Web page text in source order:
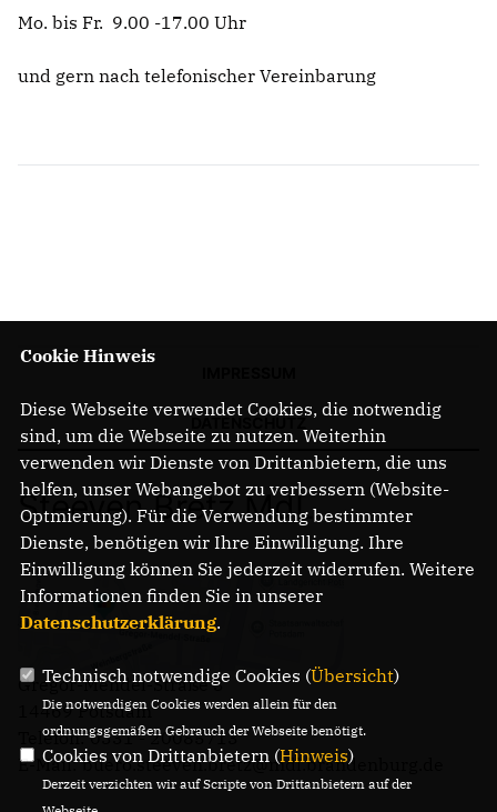
CDU Potsdam
Mo. bis Fr. 9.00 -17.00 Uhr
und gern nach telefonischer Vereinbarung
Steeven Bretz MdL
Gregor-Mendel-Straße 3
14469 Potsdam
Telefon: 0331 - 20085713
E-Mail: buero.steeven.bretz@mdl.brandenburg.de
Cookie Hinweis
Diese Webseite verwendet Cookies, die notwendig
sind, um die Webseite zu nutzen. Weiterhin
verwenden wir Dienste von Drittanbietern, die uns
helfen, unser Webangebot zu verbessern (Website-
Optmierung). Für die Verwendung bestimmter
Dienste, benötigen wir Ihre Einwilligung. Ihre
Einwilligung können Sie jederzeit widerrufen. Weitere
Informationen finden Sie in unserer
Datenschutzerklärung.
Technisch notwendige Cookies (Übersicht)
Die notwendigen Cookies werden allein für den
ordnungsgemäßen Gebrauch der Webseite benötigt.
Cookies von Drittanbietern (Hinweis)
Derzeit verzichten wir auf Scripte von Drittanbietern auf der